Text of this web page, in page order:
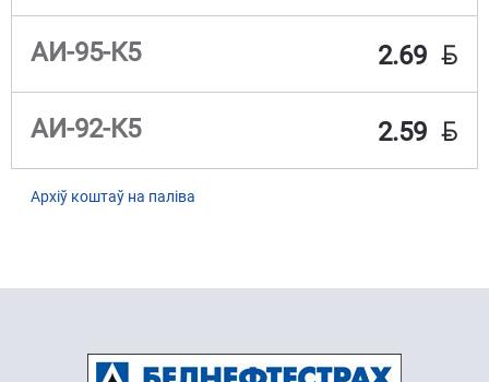
АИ-95-К5 2.69 BYN
АИ-92-К5 2.59 BYN
Архіў коштаў на паліва